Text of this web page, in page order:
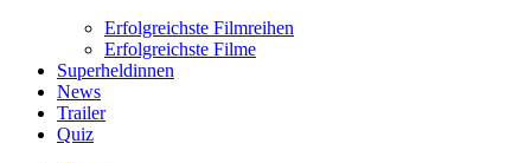
Erfolgreichste Filmreihen
Erfolgreichste Filme
Superheldinnen
News
Trailer
Quiz